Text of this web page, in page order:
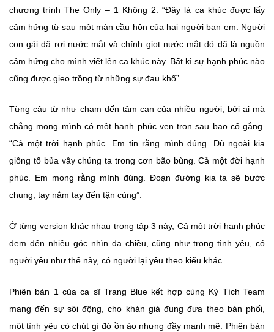
chương trình The Only – 1 Không 2: “Đây là ca khúc được lấy
cảm hứng từ sau một màn cầu hôn của hai người bạn em. Người
con gái đã rơi nước mắt và chính giọt nước mắt đó đã là nguồn
cảm hứng cho mình viết lên ca khúc này. Bất kì sự hạnh phúc nào
cũng được gieo trồng từ những sự đau khổ”.
Từng câu từ như chạm đến tâm can của nhiều người, bởi ai mà
chẳng mong mình có một hạnh phúc vẹn trọn sau bao cố gắng.
“Cả một trời hạnh phúc. Em tin rằng mình đúng. Dù ngoài kia
giông tố bủa vây chúng ta trong cơn bão bùng. Cả một đời hạnh
phúc. Em mong rằng mình đúng. Đoạn đường kia ta sẽ bước
chung, tay nắm tay đến tận cùng”.
Ở từng version khác nhau trong tập 3 này, Cả một trời hạnh phúc
đem đến nhiều góc nhìn đa chiều, cũng như trong tình yêu, có
người yêu như thế này, có người lại yêu theo kiểu khác.
Phiên bản 1 của ca sĩ Trang Blue kết hợp cùng Kỳ Tích Team
mang đến sự sôi động, cho khán giả đung đưa theo bản phối,
một tình yêu có chút gì đó ồn ào nhưng đầy mạnh mẽ. Phiên bản